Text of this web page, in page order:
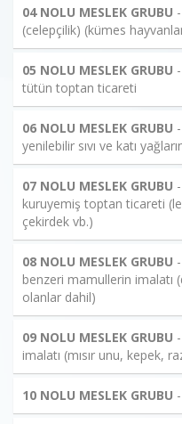
04 NOLU MESLEK GRUBU
(celepçilik) (kümes
05 NOLU MESLEK GRUBU
tütün toptan ticareti
06 NOLU MESLEK GRUBU
yenilebilir sıvı ve katı
07 NOLU MESLEK GRUBU
kuruyemiş toptan ticareti
çekirdek vb.)
08 NOLU MESLEK GRUBU
benzeri mamullerin imalatı
olanlar dahil)
09 NOLU MESLEK GRUBU
imalatı (mısır unu, kepek,
10 NOLU MESLEK GRUBU